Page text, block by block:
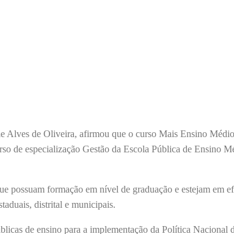
Alves de Oliveira, afirmou que o curso Mais Ensino
de especialização Gestão da Escola Pública de Ensino
possuam formação em nível de graduação e estejam em
distrital e municipais.
de ensino para a implementação da Política Nacional